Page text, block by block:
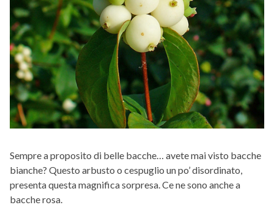
Sempre a proposito di belle bacche… avete mai visto bacche
bianche? Questo arbusto o cespuglio un po’ disordinato,
presenta questa magnifica sorpresa. Ce ne sono anche a
bacche rosa.